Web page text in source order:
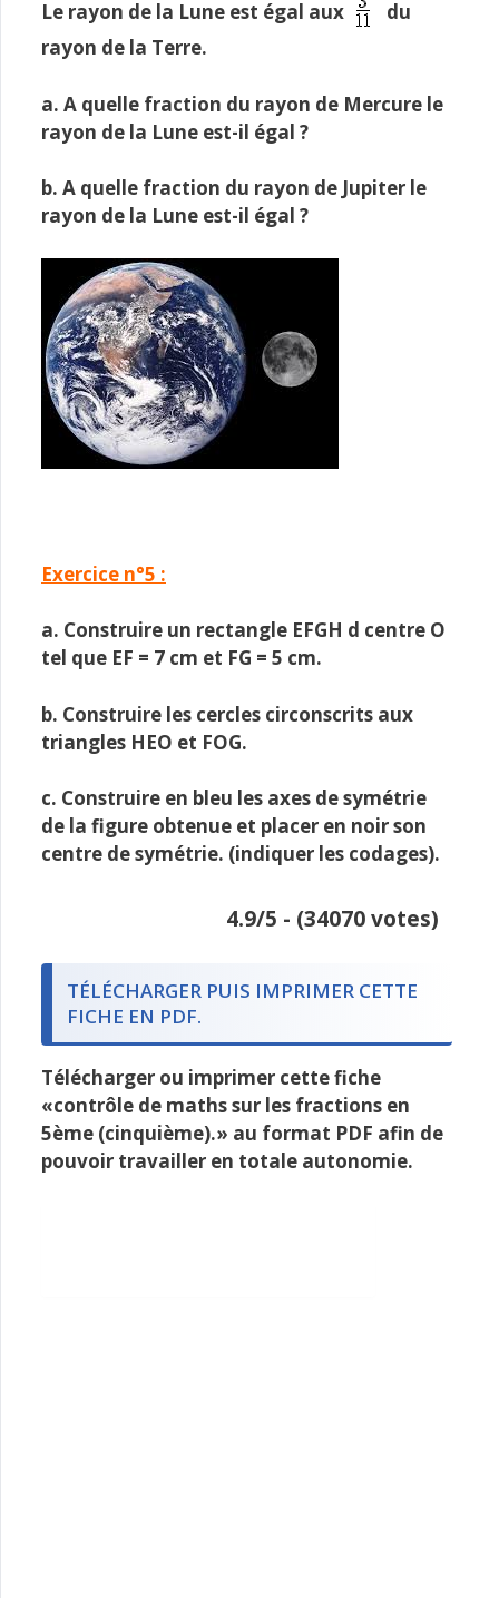
Le rayon de la Lune est égal aux
du
rayon de la Terre.
a. A quelle fraction du rayon de Mercure le
rayon de la Lune est-il égal ?
b. A quelle fraction du rayon de Jupiter le
rayon de la Lune est-il égal ?
Exercice n°5 :
a. Construire un rectangle EFGH d centre O
tel que EF = 7 cm et FG = 5 cm.
b. Construire les cercles circonscrits aux
triangles HEO et FOG.
c. Construire en bleu les axes de symétrie
de la figure obtenue et placer en noir son
centre de symétrie. (indiquer les codages).
4.9/5 - (34070 votes)
TÉLÉCHARGER PUIS IMPRIMER CETTE
FICHE EN PDF.
Télécharger ou imprimer cette fiche
«contrôle de maths sur les fractions en
5ème (cinquième).» au format PDF afin de
pouvoir travailler en totale autonomie.